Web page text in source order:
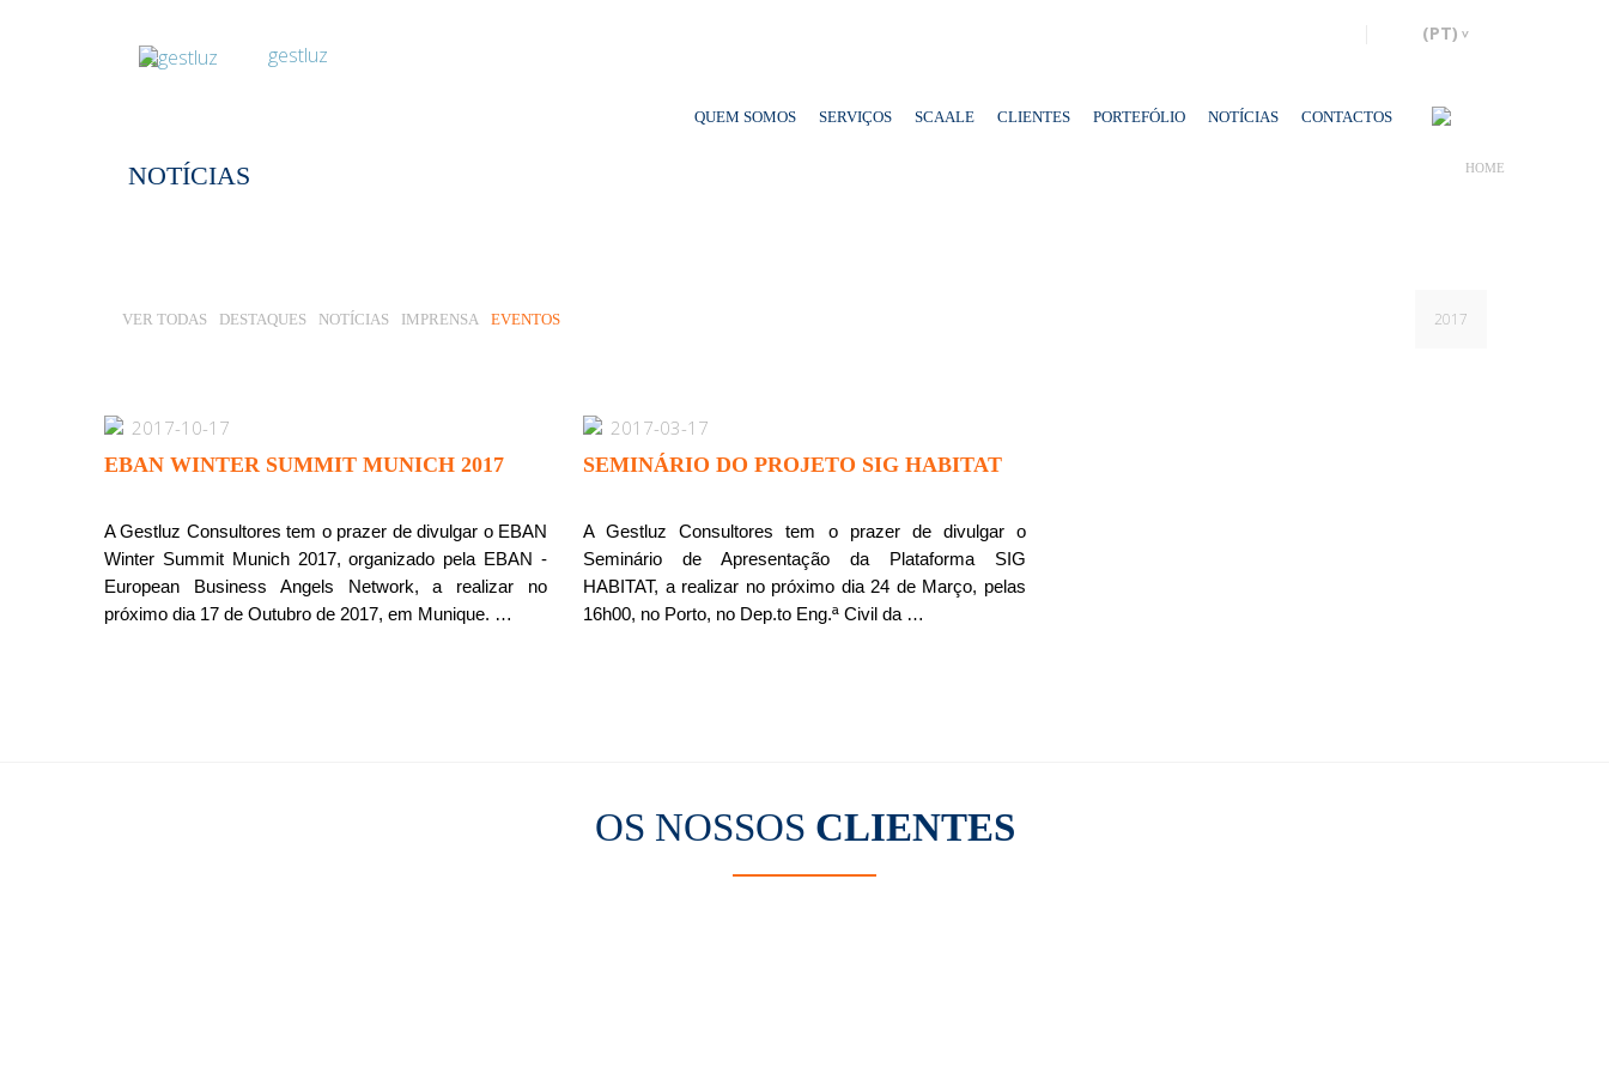
QUEM SOMOS SERVIÇOS SCAALE CLIENTES PORTEFÓLIO NOTÍCIAS CONTACTOS
NOTÍCIAS HOME
VER TODAS DESTAQUES NOTÍCIAS IMPRENSA EVENTOS 2017
2017-10-17
EBAN WINTER SUMMIT MUNICH 2017
A Gestluz Consultores tem o prazer de divulgar o EBAN
Winter Summit Munich 2017, organizado pela EBAN -
European Business Angels Network, a realizar no
próximo dia 17 de Outubro de 2017, em Munique. …
2017-03-17
SEMINÁRIO DO PROJETO SIG HABITAT
A Gestluz Consultores tem o prazer de divulgar o
Seminário de Apresentação da Plataforma SIG
HABITAT, a realizar no próximo dia 24 de Março, pelas
16h00, no Porto, no Dep.to Eng.ª Civil da …
OS NOSSOS CLIENTES